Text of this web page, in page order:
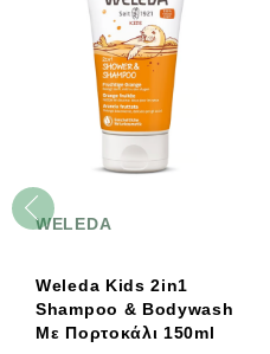
WELEDA
Weleda Kids 2in1
Shampoo & Bodywash
Με Πορτοκάλι 150ml